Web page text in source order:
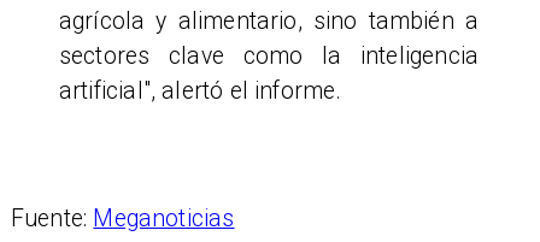
agrícola y alimentario, sino también a
sectores clave como la inteligencia
artificial", alertó el informe.
Fuente: Meganoticias